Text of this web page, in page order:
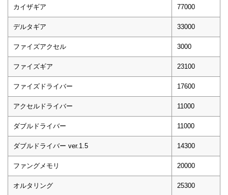
カイザギア 77000
デルタギア 33000
ファイズアクセル 3000
ファイズギア 23100
ファイズドライバー 17600
アクセルドライバー 11000
ダブルドライバー 11000
ダブルドライバー ver.1.5 14300
ファングメモリ 20000
オルタリング 25300